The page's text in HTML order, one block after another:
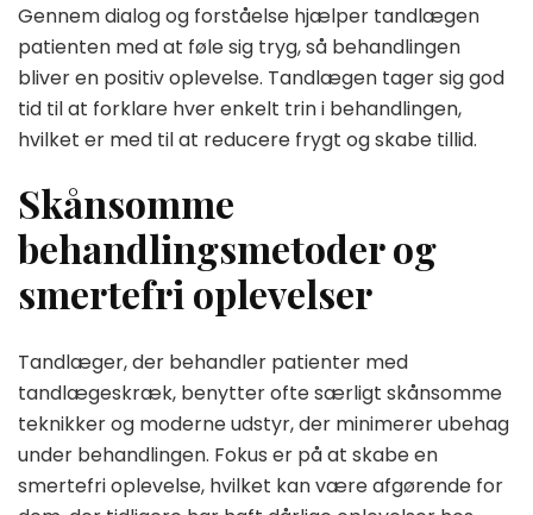
Gennem dialog og forståelse hjælper tandlægen
patienten med at føle sig tryg, så behandlingen
bliver en positiv oplevelse. Tandlægen tager sig god
tid til at forklare hver enkelt trin i behandlingen,
hvilket er med til at reducere frygt og skabe tillid.
Skånsomme
behandlingsmetoder og
smertefri oplevelser
Tandlæger, der behandler patienter med
tandlægeskræk, benytter ofte særligt skånsomme
teknikker og moderne udstyr, der minimerer ubehag
under behandlingen. Fokus er på at skabe en
smertefri oplevelse, hvilket kan være afgørende for